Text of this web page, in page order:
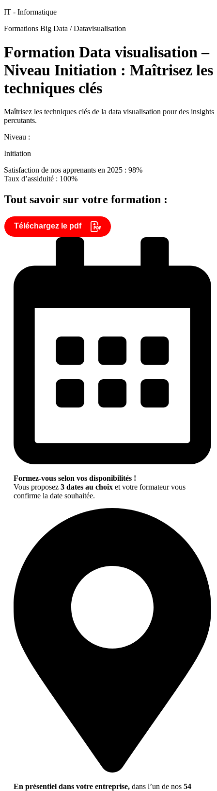
IT - Informatique
Formations Big Data / Datavisualisation
Formation Data visualisation –
Niveau Initiation : Maîtrisez les
techniques clés
Maîtrisez les techniques clés de la data visualisation pour des insights
percutants.
Niveau :
Initiation
Satisfaction de nos apprenants en 2025 : 98%
Taux d’assiduité : 100%
Tout savoir sur votre formation :
Téléchargez le pdf
Formez-vous selon vos disponibilités !
Vous proposez 3 dates au choix et votre formateur vous
confirme la date souhaitée.
En présentiel dans votre entreprise, dans l’un de nos 54